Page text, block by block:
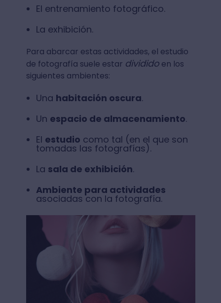
El entrenamiento fotográfico.
La exhibición.
Para abarcar estas actividades, el estudio
de fotografía suele estar divididoen los
siguientes ambientes:
Una habitación oscura.
Un espacio de almacenamiento.
El estudio como tal (en el que son
tomadas las fotografías).
La sala de exhibición.
Ambiente para actividades
asociadas con la fotografía.